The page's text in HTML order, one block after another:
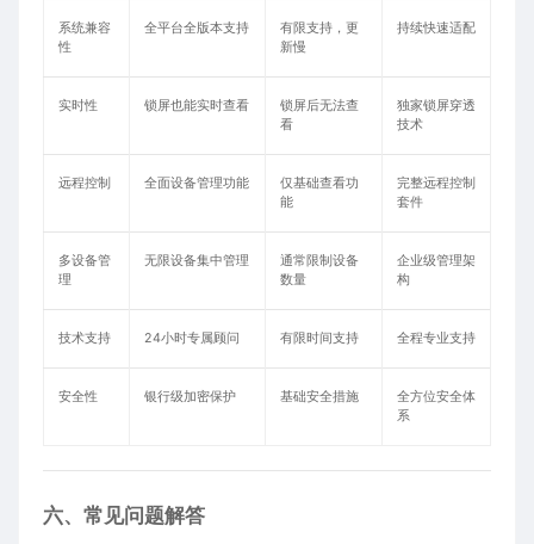
系统兼容
性
全平台全版本支持
有限支持，更
新慢
持续快速适配
实时性 锁屏也能实时查看
锁屏后无法查
看
独家锁屏穿透
技术
远程控制 全面设备管理功能
仅基础查看功
能
完整远程控制
套件
多设备管
理
无限设备集中管理
通常限制设备
数量
企业级管理架
构
技术支持 24小时专属顾问 有限时间支持 全程专业支持
安全性 银行级加密保护 基础安全措施
全方位安全体
系
六、常见问题解答